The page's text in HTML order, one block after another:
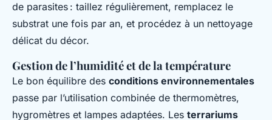
de parasites : taillez régulièrement, remplacez le
substrat une fois par an, et procédez à un nettoyage
délicat du décor.
Gestion de l’humidité et de la température
Le bon équilibre des conditions environnementales
passe par l’utilisation combinée de thermomètres,
hygromètres et lampes adaptées. Les terrariums